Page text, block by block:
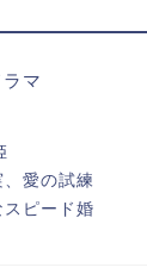
マ
愛の試練
ピード婚